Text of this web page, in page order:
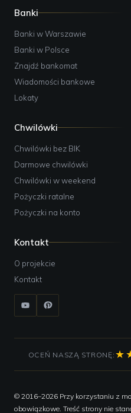
Banki
Banki w Warszawie
Banki w Polsce
Znajdź bankomat
Wiadomości bankowe
Lokaty
Chwilówki
Chwilówki bez BIK
Darmowe chwilówki
Chwilówki w weekend
Pożyczki ratalne
Pożyczki na konto
Kontakt
O projekcie
Kontakt
OCEŃ NASZĄ STRONĘ:
© 2016–2026 Przy korzystaniu z
obowiązkowe. Treść strony nie